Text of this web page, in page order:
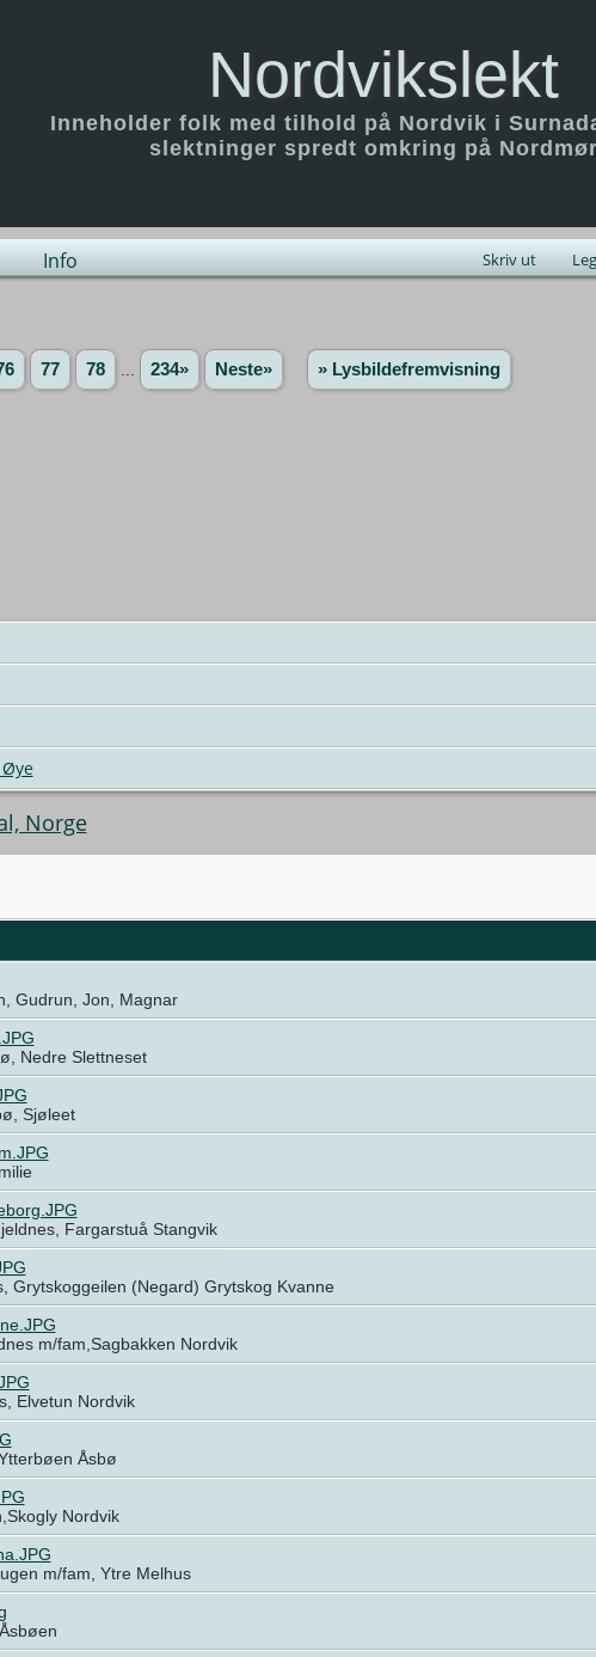
Nordvikslekt
Inneholder folk med tilhold på Nordvik i
slektninger spredt omkring på
Info Skriv ut
77 78 234» Neste» » Lysbildefremvisning
Norge
Gudrun, Jon, Magnar
Nedre Slettneset
Sjøleet
Fargarstuå Stangvik
Grytskoggeilen (Negard) Grytskog Kvanne
m/fam,Sagbakken Nordvik
Elvetun Nordvik
Åsbø
Nordvik
m/fam, Ytre Melhus